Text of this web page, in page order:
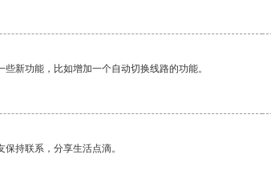
新功能，比如增加一个自动切换线路的功能。
持联系，分享生活点滴。